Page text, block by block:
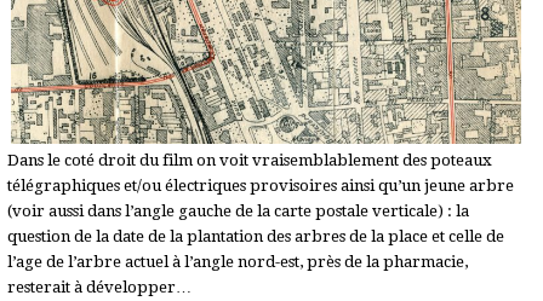
Dans le coté droit du film on voit vraisemblablement des poteaux
télégraphiques et/ou électriques provisoires ainsi qu’un jeune arbre
(voir aussi dans l’angle gauche de la carte postale verticale) : la
question de la date de la plantation des arbres de la place et celle de
l’age de l’arbre actuel à l’angle nord-est, près de la pharmacie,
resterait à développer…